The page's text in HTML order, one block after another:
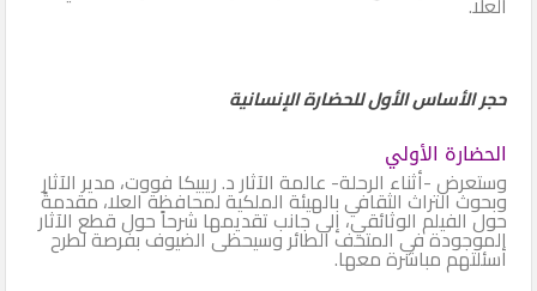
حجر الأساس الأول للحضارة الإنسانية
الحضارة الأولي
وستعرض -أثناء الرحلة- عالمة الآثار د. ريبيكا فووت، مدير الآثار
وبحوث التراث الثقافي بالهيئة الملكية لمحافظة العلا، مقدمةً
حول الفيلم الوثائقي، إلى جانب تقديمها شرحاً حول قطع الآثار
الموجودة في المتحف الطائر وسيحظى الضيوف بفرصة لطرح
أسئلتهم مباشرة معها.